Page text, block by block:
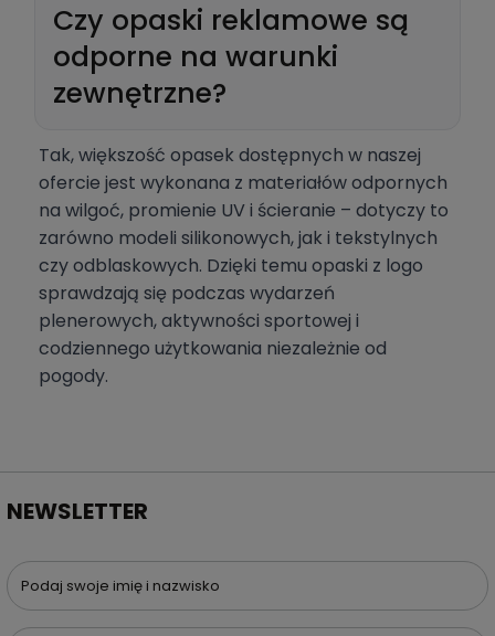
Czy opaski reklamowe są
odporne na warunki
zewnętrzne?
Tak, większość opasek dostępnych w naszej
ofercie jest wykonana z materiałów odpornych
na wilgoć, promienie UV i ścieranie – dotyczy to
zarówno modeli silikonowych, jak i tekstylnych
czy odblaskowych. Dzięki temu opaski z logo
sprawdzają się podczas wydarzeń
plenerowych, aktywności sportowej i
codziennego użytkowania niezależnie od
pogody.
NEWSLETTER
Podaj swoje imię i nazwisko